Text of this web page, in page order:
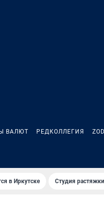
ВАЛЮТ РЕДКОЛЛЕГИЯ
в Иркутске Студия